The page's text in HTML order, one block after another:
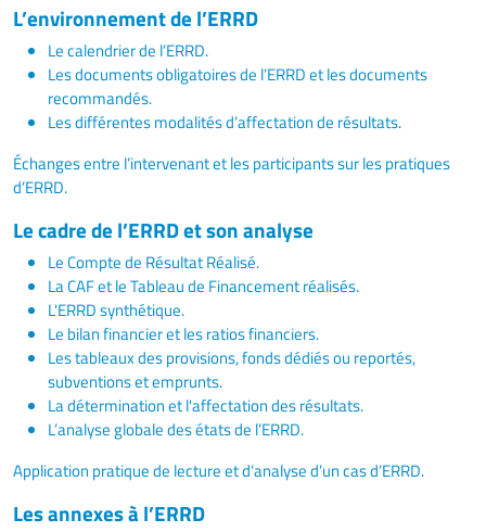
L’environnement de l’ERRD
Le calendrier de l’ERRD.
Les documents obligatoires de l’ERRD et les documents
recommandés.
Les différentes modalités d’affectation de résultats.
Échanges entre l’intervenant et les participants sur les pratiques
d’ERRD.
Le cadre de l’ERRD et son analyse
Le Compte de Résultat Réalisé.
La CAF et le Tableau de Financement réalisés.
L'ERRD synthétique.
Le bilan financier et les ratios financiers.
Les tableaux des provisions, fonds dédiés ou reportés,
subventions et emprunts.
La détermination et l'affectation des résultats.
L’analyse globale des états de l’ERRD.
Application pratique de lecture et d’analyse d’un cas d’ERRD.
Les annexes à l’ERRD